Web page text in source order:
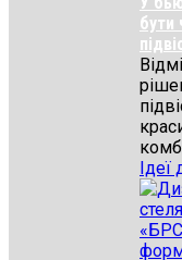
бути
Ідеї